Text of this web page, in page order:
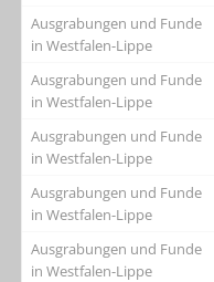
Ausgrabungen und Funde
in Westfalen-Lippe
Ausgrabungen und Funde
in Westfalen-Lippe
Ausgrabungen und Funde
in Westfalen-Lippe
Ausgrabungen und Funde
in Westfalen-Lippe
Ausgrabungen und Funde
in Westfalen-Lippe